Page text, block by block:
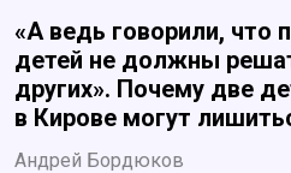
«А ведь говорили, что
детей не должны
других». Почему две
в Кирове могут
Андрей Бордюков